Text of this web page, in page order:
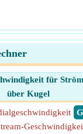
für
über Kugel